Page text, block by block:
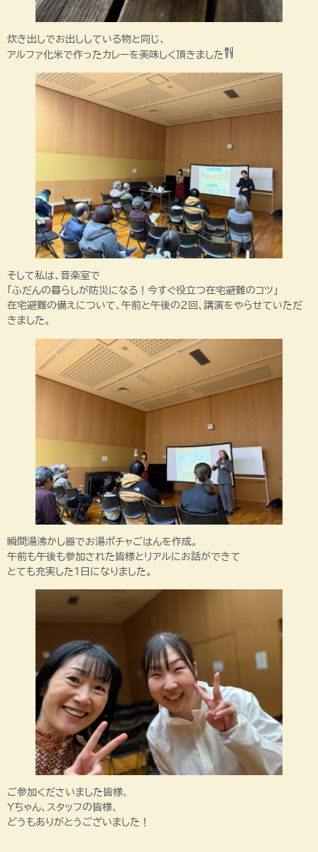
炊き出しでお出ししている物と同じ、
アルファ化米で作ったカレーを美味しく頂きました
そして私は、音楽室で
「ふだんの暮らしが防災になる！今すぐ役立つ在宅避難のコツ」
在宅避難の備えについて、午前と午後の2回、講演をやらせていただ
きました。
瞬間湯沸かし器でお湯ポチャごはんを作成。
午前も午後も参加された皆様とリアルにお話ができて
とても充実した1日になりました。
ご参加くださいました皆様、
Yちゃん、スタッフの皆様、
どうもありがとうございました！